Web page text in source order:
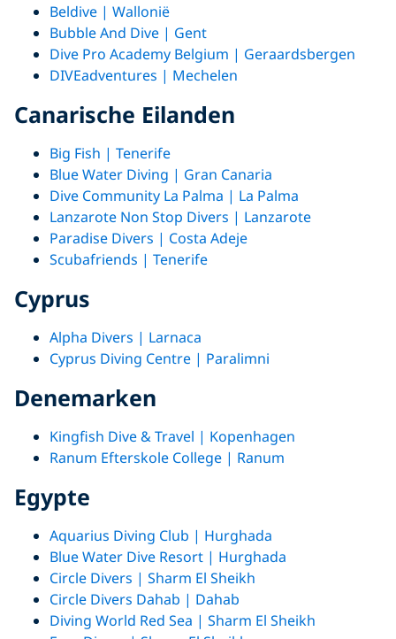
Beldive | Wallonië
Bubble And Dive | Gent
Dive Pro Academy Belgium | Geraardsbergen
DIVEadventures | Mechelen
Canarische Eilanden
Big Fish | Tenerife
Blue Water Diving | Gran Canaria
Dive Community La Palma | La Palma
Lanzarote Non Stop Divers | Lanzarote
Paradise Divers | Costa Adeje
Scubafriends | Tenerife
Cyprus
Alpha Divers | Larnaca
Cyprus Diving Centre | Paralimni
Denemarken
Kingfish Dive & Travel | Kopenhagen
Ranum Efterskole College | Ranum
Egypte
Aquarius Diving Club | Hurghada
Blue Water Dive Resort | Hurghada
Circle Divers | Sharm El Sheikh
Circle Divers Dahab | Dahab
Diving World Red Sea | Sharm El Sheikh